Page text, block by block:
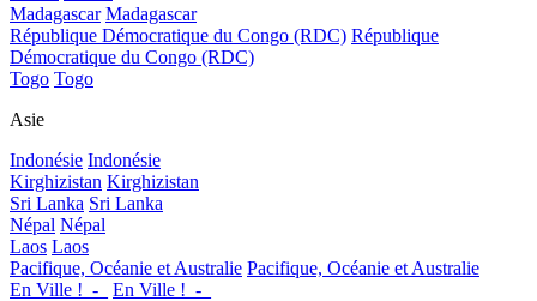
Madagascar Madagascar
République Démocratique du Congo (RDC) République
Démocratique du Congo (RDC)
Togo Togo
Asie
Indonésie Indonésie
Kirghizistan Kirghizistan
Sri Lanka Sri Lanka
Népal Népal
Laos Laos
Pacifique, Océanie et Australie Pacifique, Océanie et Australie
En Ville !_-_
En Ville !_-_